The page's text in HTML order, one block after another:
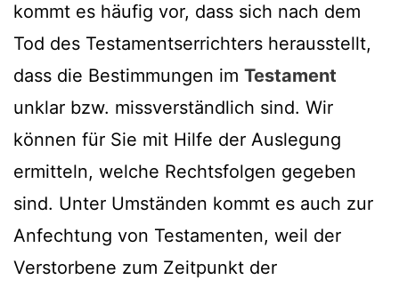
kommt es häufig vor, dass sich nach dem
Tod des Testamentserrichters herausstellt,
dass die Bestimmungen im Testament
unklar bzw. missverständlich sind. Wir
können für Sie mit Hilfe der Auslegung
ermitteln, welche Rechtsfolgen gegeben
sind. Unter Umständen kommt es auch zur
Anfechtung von Testamenten, weil der
Verstorbene zum Zeitpunkt der